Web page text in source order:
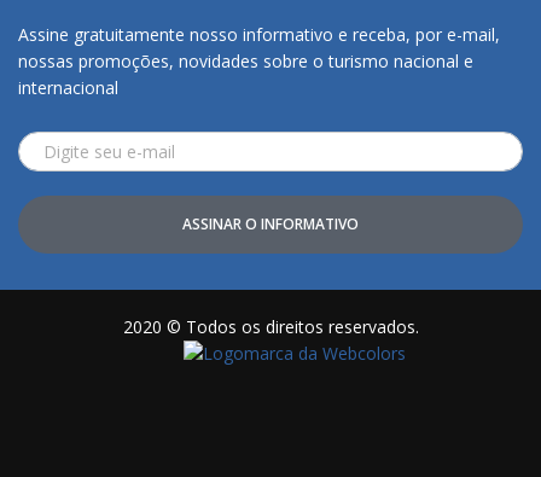
Assine gratuitamente nosso informativo e receba, por e-mail,
nossas promoções, novidades sobre o turismo nacional e
internacional
ASSINAR O INFORMATIVO
2020 © Todos os direitos reservados.